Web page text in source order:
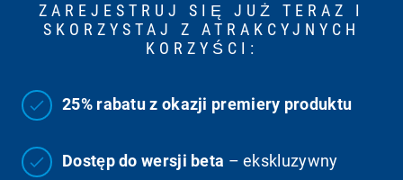
ZAREJESTRUJ SIĘ JUŻ TERAZ I
SKORZYSTAJ Z ATRAKCYJNYCH
KORZYŚCI:
25% rabatu z okazji premiery produktu
Dostęp do wersji beta – ekskluzywny